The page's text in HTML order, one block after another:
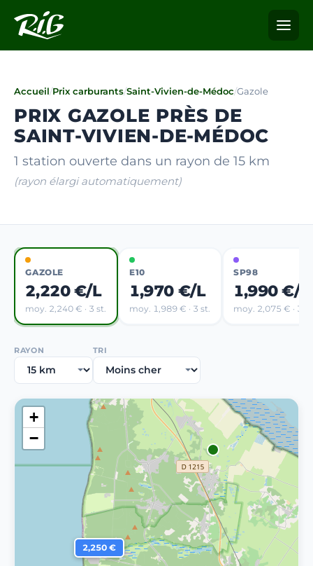
Accueil/Prix carburants/Saint-Vivien-de-Médoc/Gazole
PRIX GAZOLE PRÈS DE
SAINT-VIVIEN-DE-MÉDOC
1 station ouverte dans un rayon de 15 km
(rayon élargi automatiquement)
GAZOLE
2,220 €/L
moy. 2,240 € · 3 st.
E10
1,970 €/L
moy. 1,989 € · 3 st.
SP98
1,990 €/L
moy. 2,075 € · 3
RAYON TRI
2,250 €
+
−